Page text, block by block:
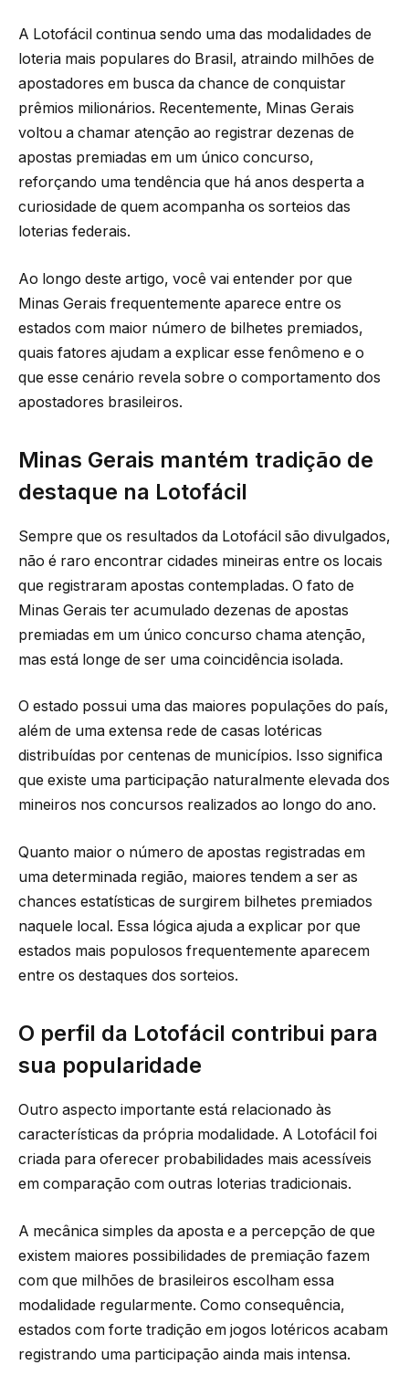
A Lotofácil continua sendo uma das modalidades de
loteria mais populares do Brasil, atraindo milhões de
apostadores em busca da chance de conquistar
prêmios milionários. Recentemente, Minas Gerais
voltou a chamar atenção ao registrar dezenas de
apostas premiadas em um único concurso,
reforçando uma tendência que há anos desperta a
curiosidade de quem acompanha os sorteios das
loterias federais.
Ao longo deste artigo, você vai entender por que
Minas Gerais frequentemente aparece entre os
estados com maior número de bilhetes premiados,
quais fatores ajudam a explicar esse fenômeno e o
que esse cenário revela sobre o comportamento dos
apostadores brasileiros.
Minas Gerais mantém tradição de
destaque na Lotofácil
Sempre que os resultados da Lotofácil são divulgados,
não é raro encontrar cidades mineiras entre os locais
que registraram apostas contempladas. O fato de
Minas Gerais ter acumulado dezenas de apostas
premiadas em um único concurso chama atenção,
mas está longe de ser uma coincidência isolada.
O estado possui uma das maiores populações do país,
além de uma extensa rede de casas lotéricas
distribuídas por centenas de municípios. Isso significa
que existe uma participação naturalmente elevada dos
mineiros nos concursos realizados ao longo do ano.
Quanto maior o número de apostas registradas em
uma determinada região, maiores tendem a ser as
chances estatísticas de surgirem bilhetes premiados
naquele local. Essa lógica ajuda a explicar por que
estados mais populosos frequentemente aparecem
entre os destaques dos sorteios.
O perfil da Lotofácil contribui para
sua popularidade
Outro aspecto importante está relacionado às
características da própria modalidade. A Lotofácil foi
criada para oferecer probabilidades mais acessíveis
em comparação com outras loterias tradicionais.
A mecânica simples da aposta e a percepção de que
existem maiores possibilidades de premiação fazem
com que milhões de brasileiros escolham essa
modalidade regularmente. Como consequência,
estados com forte tradição em jogos lotéricos acabam
registrando uma participação ainda mais intensa.